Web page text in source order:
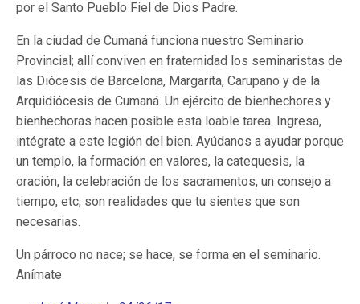
por el Santo Pueblo Fiel de Dios Padre.
En la ciudad de Cumaná funciona nuestro Seminario
Provincial; allí conviven en fraternidad los seminaristas de
las Diócesis de Barcelona, Margarita, Carupano y de la
Arquidiócesis de Cumaná. Un ejército de bienhechores y
bienhechoras hacen posible esta loable tarea. Ingresa,
intégrate a este legión del bien. Ayúdanos a ayudar porque
un templo, la formación en valores, la catequesis, la
oración, la celebración de los sacramentos, un consejo a
tiempo, etc, son realidades que tu sientes que son
necesarias.
Un párroco no nace; se hace, se forma en el seminario.
Anímate